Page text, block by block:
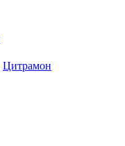
Цитрамон